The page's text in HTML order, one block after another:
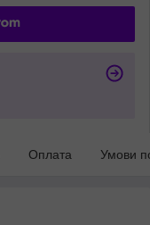
Оплата Умови